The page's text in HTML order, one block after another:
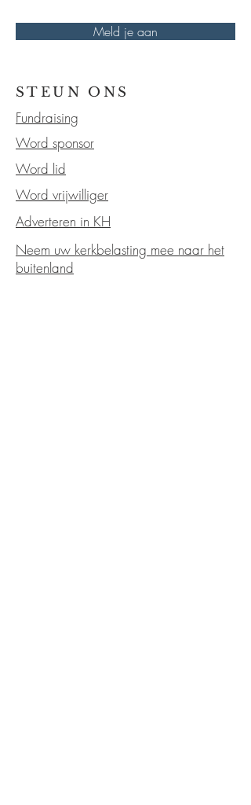
Meld je aan
STEUN ONS
Fundraising
Word sponsor
Word lid
Word vrijwilliger
Adverteren in KH
Neem uw kerkbelasting mee naar het
buitenland